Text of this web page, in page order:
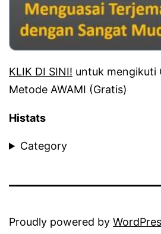
KLIK DI SINI! untuk mengikuti
Metode AWAMI (Gratis)
Histats
Category
Proudly powered by